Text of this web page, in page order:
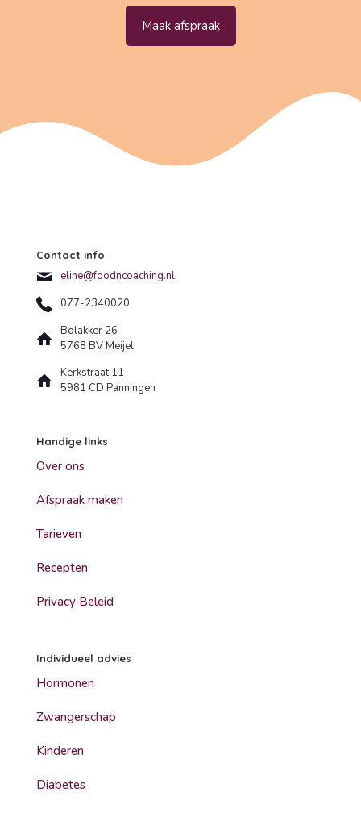
Maak afspraak
Contact info
eline@foodncoaching.nl
077-2340020
Bolakker 26
5768 BV Meijel
Kerkstraat 11
5981 CD Panningen
Handige links
Over ons
Afspraak maken
Tarieven
Recepten
Privacy Beleid
Individueel advies
Hormonen
Zwangerschap
Kinderen
Diabetes